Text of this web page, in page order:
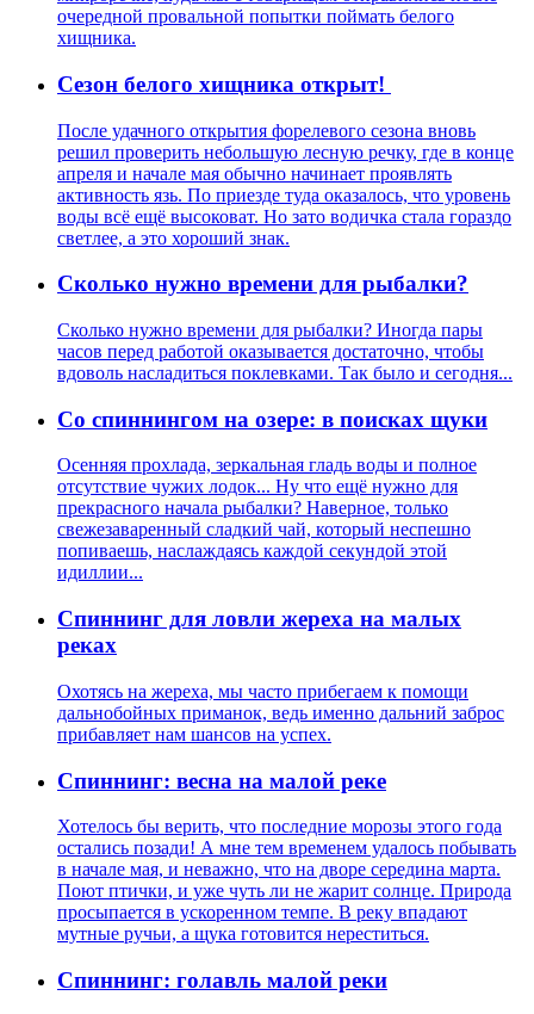
очередной провальной попытки поймать белого
хищника.
Сезон белого хищника открыт!
После удачного открытия форелевого сезона вновь
решил проверить небольшую лесную речку, где в конце
апреля и начале мая обычно начинает проявлять
активность язь. По приезде туда оказалось, что уровень
воды всё ещё высоковат. Но зато водичка стала гораздо
светлее, а это хороший знак.
Сколько нужно времени для рыбалки?
Сколько нужно времени для рыбалки? Иногда пары
часов перед работой оказывается достаточно, чтобы
вдоволь насладиться поклевками. Так было и сегодня...
Со спиннингом на озере: в поисках щуки
Осенняя прохлада, зеркальная гладь воды и полное
отсутствие чужих лодок... Ну что ещё нужно для
прекрасного начала рыбалки? Наверное, только
свежезаваренный сладкий чай, который неспешно
попиваешь, наслаждаясь каждой секундой этой
идиллии...
Спиннинг для ловли жереха на малых
реках
Охотясь на жереха, мы часто прибегаем к помощи
дальнобойных приманок, ведь именно дальний заброс
прибавляет нам шансов на успех.
Спиннинг: весна на малой реке
Хотелось бы верить, что последние морозы этого года
остались позади! А мне тем временем удалось побывать
в начале мая, и неважно, что на дворе середина марта.
Поют птички, и уже чуть ли не жарит солнце. Природа
просыпается в ускоренном темпе. В реку впадают
мутные ручьи, а щука готовится нереститься.
Спиннинг: голавль малой реки